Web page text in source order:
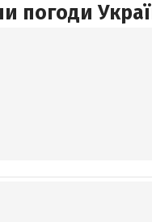
погоди